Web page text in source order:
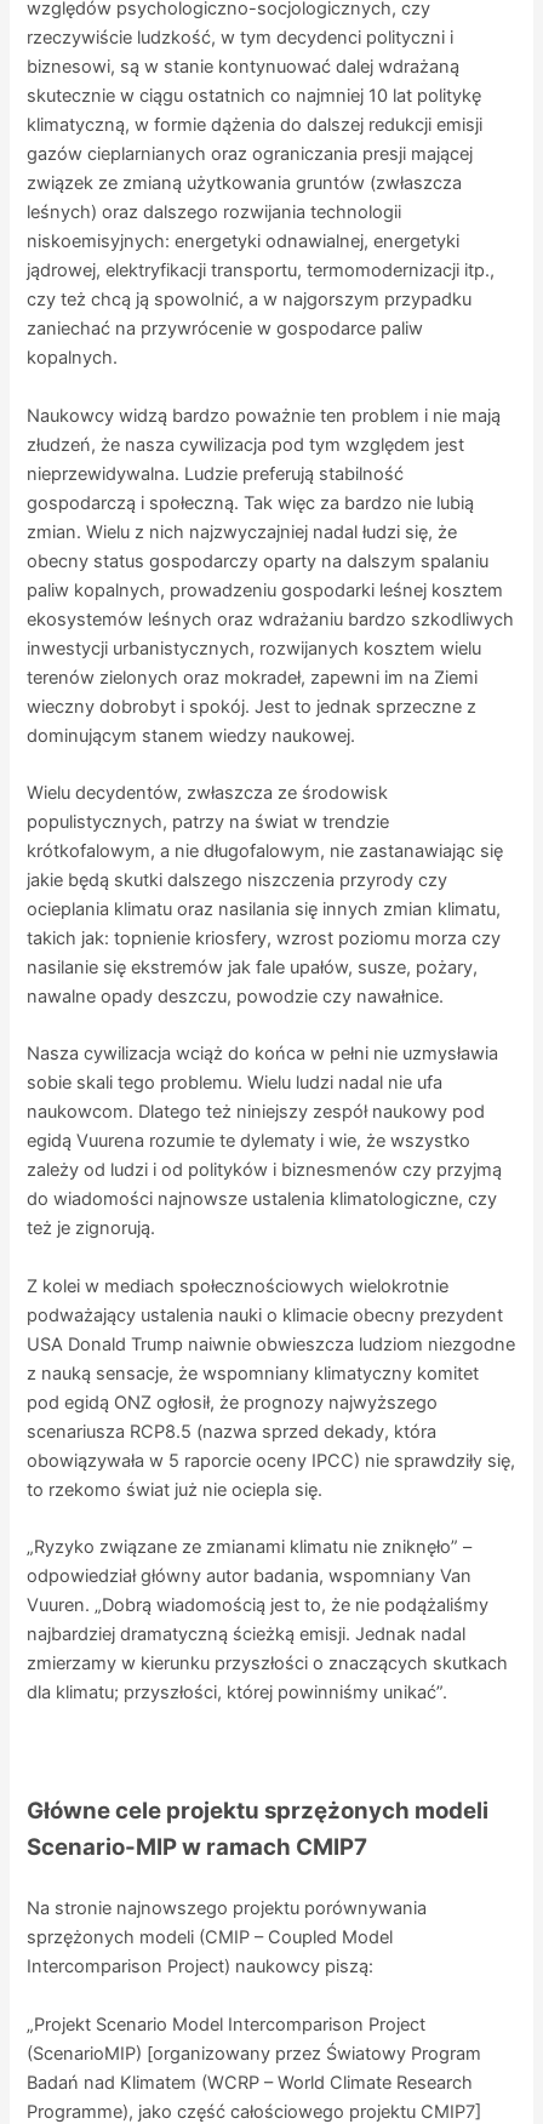
względów psychologiczno-socjologicznych, czy
rzeczywiście ludzkość, w tym decydenci polityczni i
biznesowi, są w stanie kontynuować dalej wdrażaną
skutecznie w ciągu ostatnich co najmniej 10 lat politykę
klimatyczną, w formie dążenia do dalszej redukcji emisji
gazów cieplarnianych oraz ograniczania presji mającej
związek ze zmianą użytkowania gruntów (zwłaszcza
leśnych) oraz dalszego rozwijania technologii
niskoemisyjnych: energetyki odnawialnej, energetyki
jądrowej, elektryfikacji transportu, termomodernizacji itp.,
czy też chcą ją spowolnić, a w najgorszym przypadku
zaniechać na przywrócenie w gospodarce paliw
kopalnych.
Naukowcy widzą bardzo poważnie ten problem i nie mają
złudzeń, że nasza cywilizacja pod tym względem jest
nieprzewidywalna. Ludzie preferują stabilność
gospodarczą i społeczną. Tak więc za bardzo nie lubią
zmian. Wielu z nich najzwyczajniej nadal łudzi się, że
obecny status gospodarczy oparty na dalszym spalaniu
paliw kopalnych, prowadzeniu gospodarki leśnej kosztem
ekosystemów leśnych oraz wdrażaniu bardzo szkodliwych
inwestycji urbanistycznych, rozwijanych kosztem wielu
terenów zielonych oraz mokradeł, zapewni im na Ziemi
wieczny dobrobyt i spokój. Jest to jednak sprzeczne z
dominującym stanem wiedzy naukowej.
Wielu decydentów, zwłaszcza ze środowisk
populistycznych, patrzy na świat w trendzie
krótkofalowym, a nie długofalowym, nie zastanawiając się
jakie będą skutki dalszego niszczenia przyrody czy
ocieplania klimatu oraz nasilania się innych zmian klimatu,
takich jak: topnienie kriosfery, wzrost poziomu morza czy
nasilanie się ekstremów jak fale upałów, susze, pożary,
nawalne opady deszczu, powodzie czy nawałnice.
Nasza cywilizacja wciąż do końca w pełni nie uzmysławia
sobie skali tego problemu. Wielu ludzi nadal nie ufa
naukowcom. Dlatego też niniejszy zespół naukowy pod
egidą Vuurena rozumie te dylematy i wie, że wszystko
zależy od ludzi i od polityków i biznesmenów czy przyjmą
do wiadomości najnowsze ustalenia klimatologiczne, czy
też je zignorują.
Z kolei w mediach społecznościowych wielokrotnie
podważający ustalenia nauki o klimacie obecny prezydent
USA Donald Trump naiwnie obwieszcza ludziom niezgodne
z nauką sensacje, że wspomniany klimatyczny komitet
pod egidą ONZ ogłosił, że prognozy najwyższego
scenariusza RCP8.5 (nazwa sprzed dekady, która
obowiązywała w 5 raporcie oceny IPCC) nie sprawdziły się,
to rzekomo świat już nie ociepla się.
„Ryzyko związane ze zmianami klimatu nie zniknęło” –
odpowiedział główny autor badania, wspomniany Van
Vuuren. „Dobrą wiadomością jest to, że nie podążaliśmy
najbardziej dramatyczną ścieżką emisji. Jednak nadal
zmierzamy w kierunku przyszłości o znaczących skutkach
dla klimatu; przyszłości, której powinniśmy unikać”.
Główne cele projektu sprzężonych modeli
Scenario-MIP w ramach CMIP7
Na stronie najnowszego projektu porównywania
sprzężonych modeli (CMIP – Coupled Model
Intercomparison Project) naukowcy piszą:
„Projekt Scenario Model Intercomparison Project
(ScenarioMIP) [organizowany przez Światowy Program
Badań nad Klimatem (WCRP – World Climate Research
Programme), jako część całościowego projektu CMIP7]